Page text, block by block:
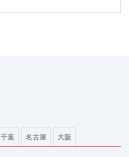
千葉 名古屋 大阪